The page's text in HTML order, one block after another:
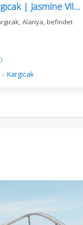
Möblierte 3+1-Villa In Kargıcak | Jasmine Villaları
Alanya, befindet
Kargıcak